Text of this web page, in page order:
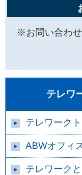
※お問い合わ
テレワ
テレワーク
ABWオフィ
テレワーク